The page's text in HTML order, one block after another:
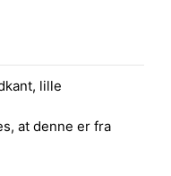
lille
at denne er fra